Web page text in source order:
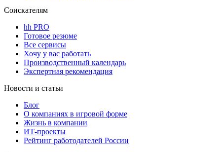
Соискателям
hh PRO
Готовое резюме
Все сервисы
Хочу у вас работать
Производственный календарь
Экспертная рекомендация
Новости и статьи
Блог
О компаниях в игровой форме
Жизнь в компании
ИТ-проекты
Рейтинг работодателей России